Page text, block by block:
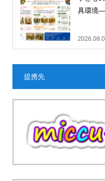
具環境
提携先